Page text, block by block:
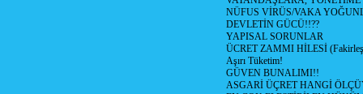
NÜFUS VİRÜS/VAKA
DEVLETİN GÜCÜ!!??
YAPISAL SORUNLAR
ÜCRET ZAMMI HİLESİ
Aşırı Tüketim!
GÜVEN BUNALIMI!!
ASGARİ ÜÇRET HANGİ